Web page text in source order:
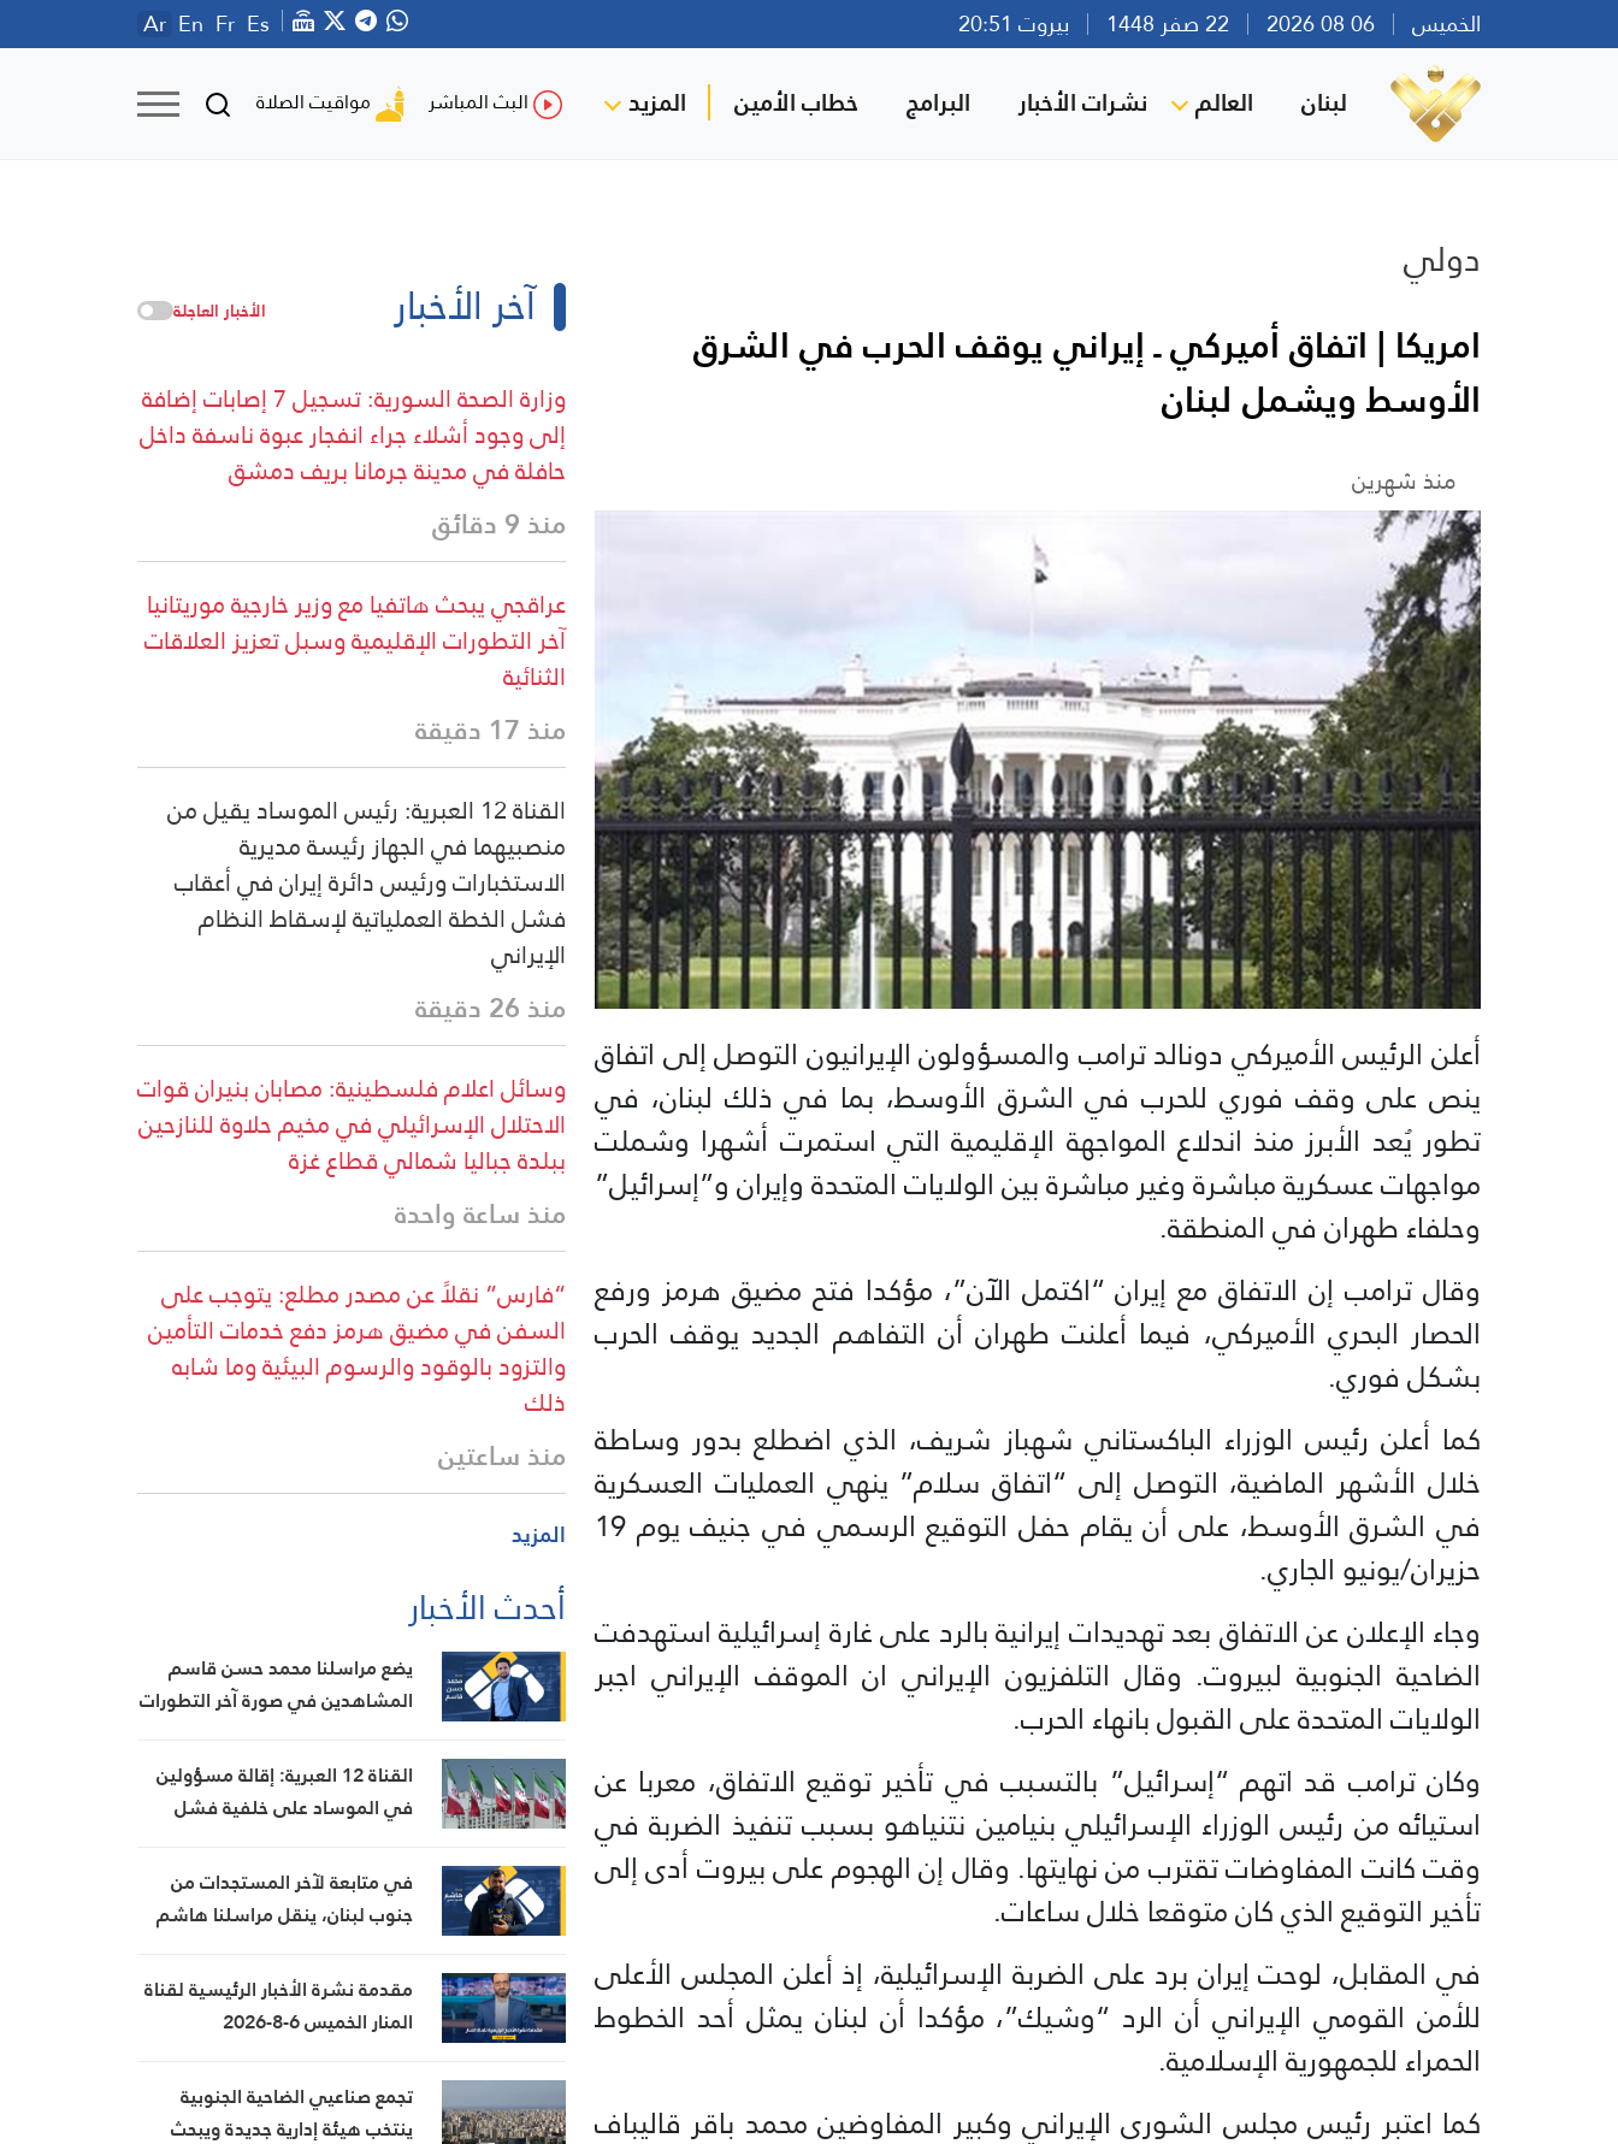
الخميس بيروت 20:51 Ar En Fr Es
لبنان العالم نشرات الأخبار البرامج خطاب الأمين المزيد البث المباشر مواقيت الصلاة
دولي
امريكا | اتفاق أميركي ـ إيراني يوقف الحرب في الشرق
الأوسط ويشمل لبنان
منذ شهرين
أعلن الرئيس الأميركي دونالد ترامب والمسؤولون الإيرانيون التوصل إلى اتفاق
ينص على وقف فوري للحرب في الشرق الأوسط، بما في ذلك لبنان، في
تطور يُعد الأبرز منذ اندلاع المواجهة الإقليمية التي استمرت أشهرا وشملت
مواجهات عسكرية مباشرة وغير مباشرة بين الولايات المتحدة وإيران و”إسرائيل”
وحلفاء طهران في المنطقة.
وقال ترامب إن الاتفاق مع إيران “اكتمل الآن”، مؤكدا فتح مضيق هرمز ورفع
الحصار البحري الأميركي، فيما أعلنت طهران أن التفاهم الجديد يوقف الحرب
بشكل فوري.
كما أعلن رئيس الوزراء الباكستاني شهباز شريف، الذي اضطلع بدور وساطة
خلال الأشهر الماضية، التوصل إلى “اتفاق سلام” ينهي العمليات العسكرية
في الشرق الأوسط، على أن يقام حفل التوقيع الرسمي في جنيف يوم 19
حزيران/يونيو الجاري.
وجاء الإعلان عن الاتفاق بعد تهديدات إيرانية بالرد على غارة إسرائيلية استهدفت
الضاحية الجنوبية لبيروت. وقال التلفزيون الإيراني ان الموقف الإيراني اجبر
الولايات المتحدة على القبول بانهاء الحرب.
وكان ترامب قد اتهم “إسرائيل” بالتسبب في تأخير توقيع الاتفاق، معربا عن
استيائه من رئيس الوزراء الإسرائيلي بنيامين نتنياهو بسبب تنفيذ الضربة في
وقت كانت المفاوضات تقترب من نهايتها. وقال إن الهجوم على بيروت أدى إلى
تأخير التوقيع الذي كان متوقعا خلال ساعات.
في المقابل، لوحت إيران برد على الضربة الإسرائيلية، إذ أعلن المجلس الأعلى
للأمن القومي الإيراني أن الرد “وشيك”، مؤكدا أن لبنان يمثل أحد الخطوط
الحمراء للجمهورية الإسلامية.
كما اعتبر رئيس مجلس الشورى الإيراني وكبير المفاوضين محمد باقر قاليباف
آخر الأخبار الأخبار العاجلة
وزارة الصحة السورية: تسجيل 7 إصابات إضافة
إلى وجود أشلاء جراء انفجار عبوة ناسفة داخل
حافلة في مدينة جرمانا بريف دمشق
منذ 9 دقائق
عراقجي يبحث هاتفيا مع وزير خارجية موريتانيا
آخر التطورات الإقليمية وسبل تعزيز العلاقات
الثنائية
منذ 17 دقيقة
القناة 12 العبرية: رئيس الموساد يقيل من
منصبيهما في الجهاز رئيسة مديرية
الاستخبارات ورئيس دائرة إيران في أعقاب
فشل الخطة العملياتية لإسقاط النظام
الإيراني
منذ 26 دقيقة
وسائل اعلام فلسطينية: مصابان بنيران قوات
الاحتلال الإسرائيلي في مخيم حلاوة للنازحين
ببلدة جباليا شمالي قطاع غزة
منذ ساعة واحدة
“فارس” نقلاً عن مصدر مطلع: يتوجب على
السفن في مضيق هرمز دفع خدمات التأمين
والتزود بالوقود والرسوم البيئية وما شابه
ذلك
منذ ساعتين
المزيد
أحدث الأخبار
يضع مراسلنا محمد حسن قاسم
المشاهدين في صورة آخر التطورات
المستجدات على الساحتين
السياسية والميدانية، إلى جانب
المواقف الرسمية وأبرز التطورات
والإقليمي
القناة 12 العبرية: إقالة مسؤولين
في الموساد على خلفية فشل
في متابعة لآخر المستجدات من
جنوب لبنان، ينقل مراسلنا هاشم
الميدانية
مقدمة نشرة الأخبار الرئيسية لقناة
المنار الخميس 6-8-2026
تجمع صناعيي الضاحية الجنوبية
ينتخب هيئة إدارية جديدة ويبحث